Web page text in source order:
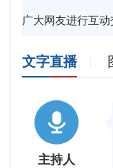
广大网友进行互动
文字直播

主持人